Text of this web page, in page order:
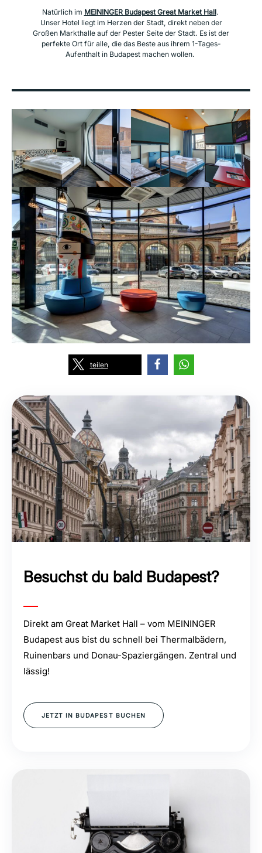
Natürlich im MEININGER Budapest Great Market Hall.
Unser Hotel liegt im Herzen der Stadt, direkt neben der
Großen Markthalle auf der Pester Seite der Stadt. Es ist der
perfekte Ort für alle, die das Beste aus ihrem 1-Tages-
Aufenthalt in Budapest machen wollen.
teilen
Besuchst du bald Budapest?
Direkt am Great Market Hall – vom MEININGER
Budapest aus bist du schnell bei Thermalbädern,
Ruinenbars und Donau-Spaziergängen. Zentral und
lässig!
JETZT IN BUDAPEST BUCHEN